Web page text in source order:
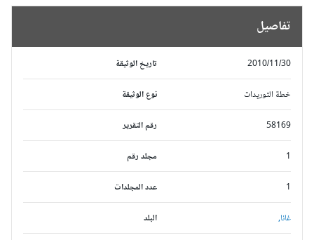
تفاصيل
تاريخ الوثيقة 2010/11/30
نوع الوثيقة خطة التوريدات
رقم التقرير 58169
مجلد رقم
عدد المجلدات
البلد غانا,